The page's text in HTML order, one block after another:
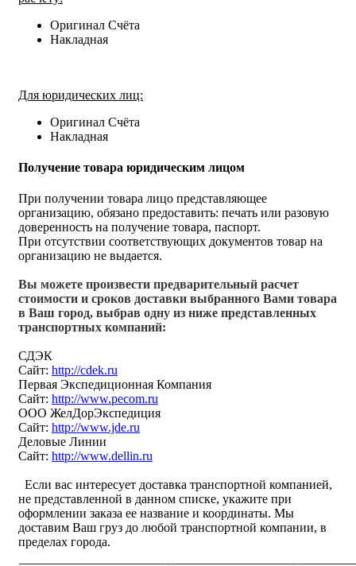
Оригинал Счёта
Накладная
Для юридических лиц:
Оригинал Счёта
Накладная
Получение товара юридическим лицом
При получении товара лицо представляющее
организацию, обязано предоставить: печать или разовую
доверенность на получение товара, паспорт.
При отсутствии соответствующих документов товар на
организацию не выдается.
Вы можете произвести предварительный расчет
стоимости и сроков доставки выбранного Вами товара
в Ваш город, выбрав одну из ниже представленных
транспортных компаний:
СДЭК
Сайт: http://cdek.ru
Первая Экспедиционная Компания
Сайт: http://www.pecom.ru
ООО ЖелДорЭкспедиция
Сайт: http://www.jde.ru
Деловые Линии
Сайт: http://www.dellin.ru
Если вас интересует доставка транспортной компанией,
не представленной в данном списке, укажите при
оформлении заказа ее название и координаты. Мы
доставим Ваш груз до любой транспортной компании, в
пределах города.